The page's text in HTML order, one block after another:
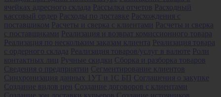
ячейках адресного склада Рассылка отчетов Расходный
кассовый ордер Расходы по доставке Расхождения с
поставщиком Расчеты и сверка с клиентами Расчеты и сверка
с поставщиками Реализация и возврат комиссионного товара
Реализация по нескольким заказам клиента Реализация товара
с ордерного склада Реализация товаров/услуг в валюте Роли
контактных лиц Ручные скидки Сборка и разборка товаров
Сведения о предприятии Сегментирование клиентов
Синхронизация данных 1УТ и 1С БП Соглашения о закупке
Создание видов цен Создание договоров с клиентами
Создание зон доставки курьеров Создание источников